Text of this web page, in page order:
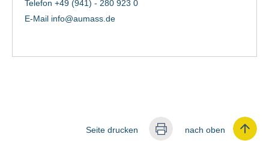
Telefon +49 (941) - 280 923 0
E-Mail info@aumass.de
nach oben
Seite drucken